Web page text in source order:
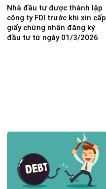
Nhà đầu tư được thành lập
công ty FDI trước khi xin cấp
giấy chứng nhận đăng ký
đầu tư từ ngày 01/3/2026